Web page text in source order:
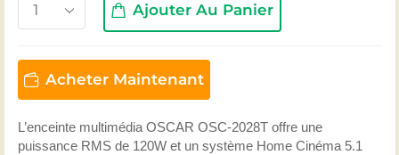
Ajouter Au Panier
Acheter Maintenant
L’enceinte multimédia OSCAR OSC-2028T offre une
puissance RMS de 120W et un système Home Cinéma 5.1